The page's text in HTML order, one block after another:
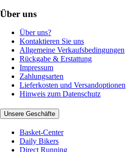
Über uns
Über uns?
Kontaktieren Sie uns
Allgemeine Verkaufsbedingungen
Rückgabe & Erstattung
Impressum
Zahlungsarten
Lieferkosten und Versandoptionen
Hinweis zum Datenschutz
Unsere Geschäfte
Basket-Center
Daily Bikers
Direct Running